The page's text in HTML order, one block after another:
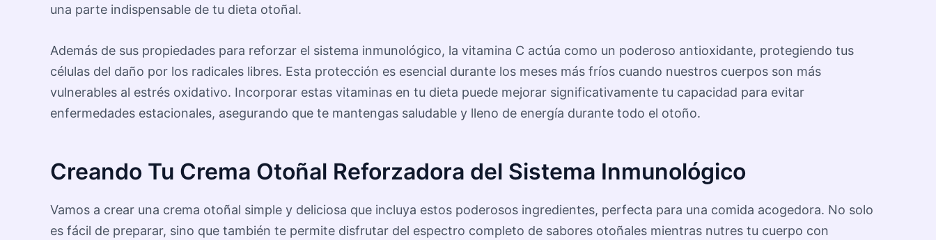
una parte indispensable de tu dieta otoñal.
Además de sus propiedades para reforzar el sistema inmunológico, la vitamina C actúa como un poderoso antioxidante, protegiendo tus
células del daño por los radicales libres. Esta protección es esencial durante los meses más fríos cuando nuestros cuerpos son más
vulnerables al estrés oxidativo. Incorporar estas vitaminas en tu dieta puede mejorar significativamente tu capacidad para evitar
enfermedades estacionales, asegurando que te mantengas saludable y lleno de energía durante todo el otoño.
Creando Tu Crema Otoñal Reforzadora del Sistema Inmunológico
Vamos a crear una crema otoñal simple y deliciosa que incluya estos poderosos ingredientes, perfecta para una comida acogedora. No solo
es fácil de preparar, sino que también te permite disfrutar del espectro completo de sabores otoñales mientras nutres tu cuerpo con